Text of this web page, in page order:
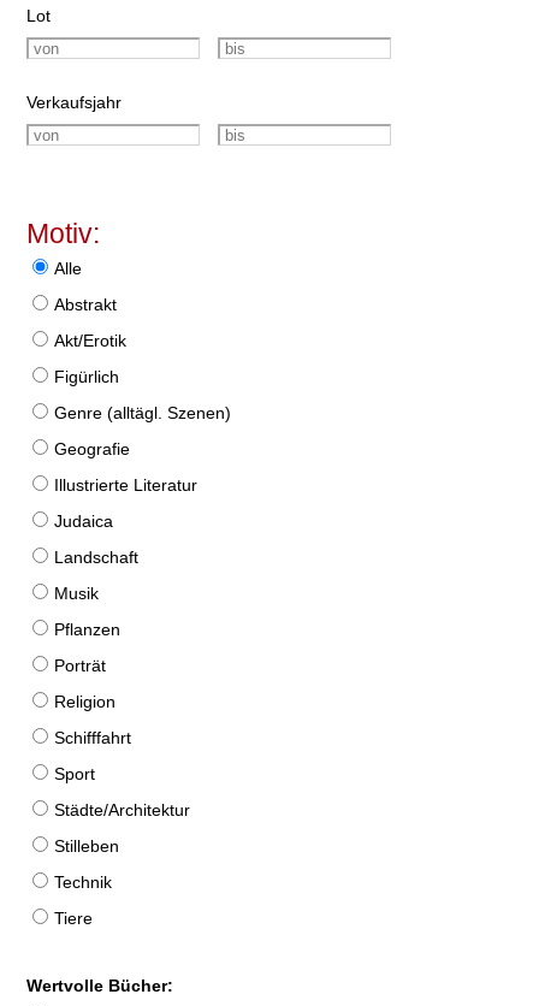
Lot
Verkaufsjahr
Motiv:
Alle
Abstrakt
Akt/Erotik
Figürlich
Genre (alltägl. Szenen)
Geografie
Illustrierte Literatur
Judaica
Landschaft
Musik
Pflanzen
Porträt
Religion
Schifffahrt
Sport
Städte/Architektur
Stilleben
Technik
Tiere
Wertvolle Bücher: